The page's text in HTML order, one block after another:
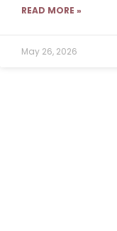
READ MORE »
May 26, 2026